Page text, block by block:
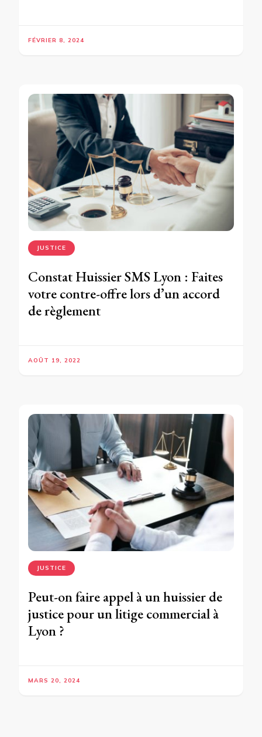
FÉVRIER 8, 2024
JUSTICE
Constat Huissier SMS Lyon : Faites
votre contre-offre lors d’un accord
de règlement
AOÛT 19, 2022
JUSTICE
Peut-on faire appel à un huissier de
justice pour un litige commercial à
Lyon ?
MARS 20, 2024